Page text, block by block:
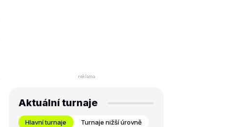
Aktuální turnaje
Hlavní turnaje Turnaje nižší úrovně